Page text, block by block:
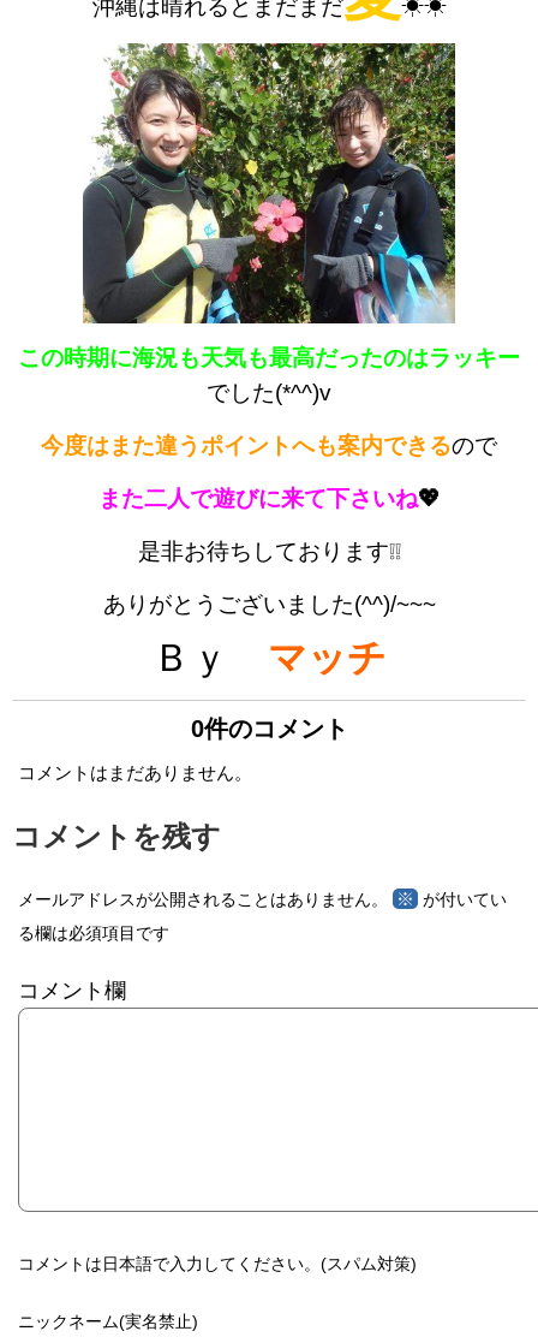
沖縄は晴れるとまだまだ ☀☀
この時期に海況も天気も最高だったのはラッキー
でした(*^^)v
今度はまた違うポイントへも案内できるので
また二人で遊びに来て下さいね💖
是非お待ちしております❕❕
ありがとうございました(^^)/~~~
Ｂｙ マッチ
0件のコメント
コメントはまだありません。
コメントを残す
メールアドレスが公開されることはありません。 ※ が付いてい
る欄は必須項目です
コメント欄
コメントは日本語で入力してください。(スパム対策)
ニックネーム(実名禁止)